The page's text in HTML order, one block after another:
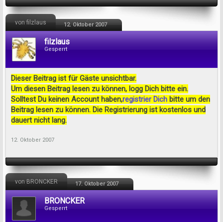
von filzlaus 12. Oktober 2007
filzlaus
Gesperrt
Dieser Beitrag ist für Gäste unsichtbar.
Um diesen Beitrag lesen zu können, logg Dich bitte ein.
Solltest Du keinen Account haben,registrier Dich bitte um den
Beitrag lesen zu können. Die Registrierung ist kostenlos und
dauert nicht lang.
12. Oktober 2007
von BRONCKER 17. Oktober 2007
BRONCKER
Gesperrt